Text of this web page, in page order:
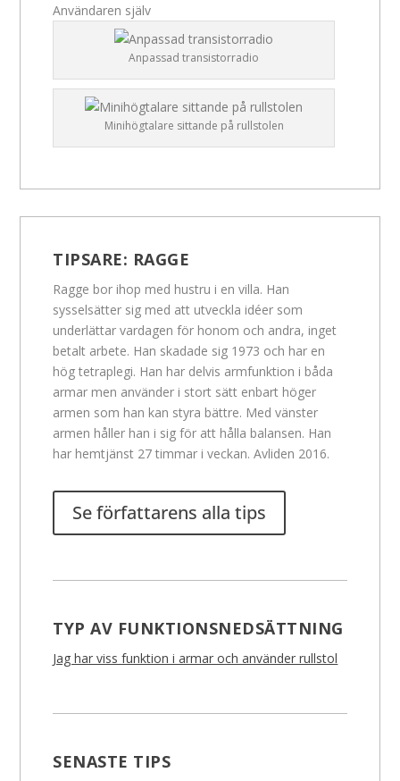
Användaren själv
Anpassad transistorradio
Minihögtalare sittande på rullstolen
TIPSARE: RAGGE
Ragge bor ihop med hustru i en villa. Han
sysselsätter sig med att utveckla idéer som
underlättar vardagen för honom och andra, inget
betalt arbete. Han skadade sig 1973 och har en
hög tetraplegi. Han har delvis armfunktion i båda
armar men använder i stort sätt enbart höger
armen som han kan styra bättre. Med vänster
armen håller han i sig för att hålla balansen. Han
har hemtjänst 27 timmar i veckan. Avliden 2016.
Se författarens alla tips
TYP AV FUNKTIONSNEDSÄTTNING
Jag har viss funktion i armar och använder rullstol
SENASTE TIPS